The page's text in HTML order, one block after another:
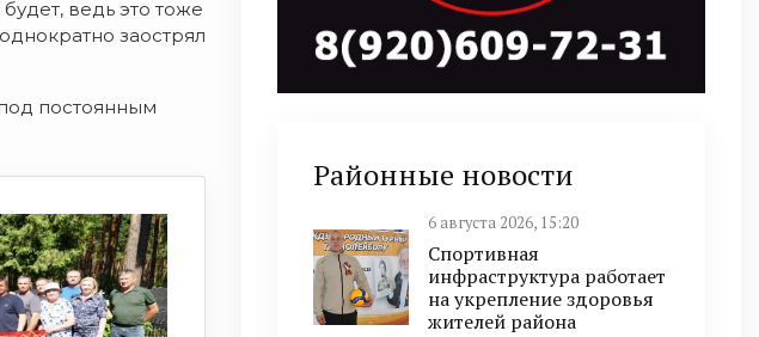
ведь это тоже
заострял
постоянным
Районные новости
6 августа 2026, 15:20
Спортивная
инфраструктура работает
на укрепление здоровья
жителей района